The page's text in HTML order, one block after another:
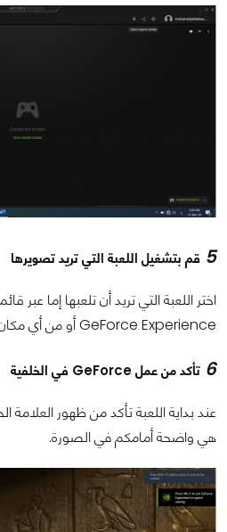
5 قم بتشغيل اللعبة التي تريد تصويرها
اختر اللعبة التي تريد أن تلعبها إما عبر
GeForce Experience أو من أي مكان آخر.
6 تأكد من عمل GeForce في الخلفية
عند بداية اللعبة تأكد من ظهور
هي واضحة أمامكم في الصورة.